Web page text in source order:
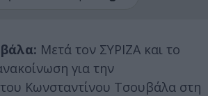
Μετά τον ΣΥΡΙΖΑ και το
για την
του Κωνσταντίνου Τσουβάλα στη